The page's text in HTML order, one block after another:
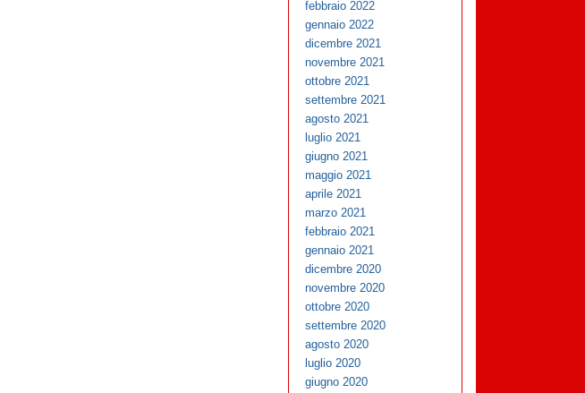
febbraio 2022
gennaio 2022
dicembre 2021
novembre 2021
ottobre 2021
settembre 2021
agosto 2021
luglio 2021
giugno 2021
maggio 2021
aprile 2021
marzo 2021
febbraio 2021
gennaio 2021
dicembre 2020
novembre 2020
ottobre 2020
settembre 2020
agosto 2020
luglio 2020
giugno 2020